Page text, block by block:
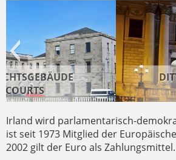
DITY HALL – DUBLINS
RATHAUS BEI
Irland wird parlamentarisch-
ist seit 1973 Mitglied der
2002 gilt der Euro als Zahlungsmittel.